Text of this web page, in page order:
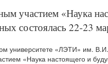
участием «Наука
состоялась 22-23
университете «ЛЭТИ» им.
«Наука настоящего и